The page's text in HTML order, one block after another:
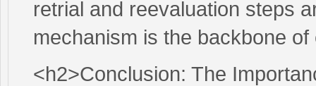
retrial and reevaluation steps
mechanism is the backbone
<h2>Conclusion: The